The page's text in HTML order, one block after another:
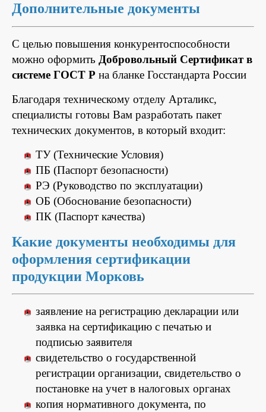
Дополнительные документы
С целью повышения конкурентоспособности
можно оформить Добровольный Сертификат в
системе ГОСТ Р на бланке Госстандарта России
Благодаря техническому отделу Арталикс,
специалисты готовы Вам разработать пакет
технических документов, в который входит:
ТУ (Технические Условия)
ПБ (Паспорт безопасности)
РЭ (Руководство по эксплуатации)
ОБ (Обоснование безопасности)
ПК (Паспорт качества)
Какие документы необходимы для
оформления сертификации
продукции Морковь
заявление на регистрацию декларации или
заявка на сертификацию с печатью и
подписью заявителя
свидетельство о государственной
регистрации организации, свидетельство о
постановке на учет в налоговых органах
копия нормативного документа, по